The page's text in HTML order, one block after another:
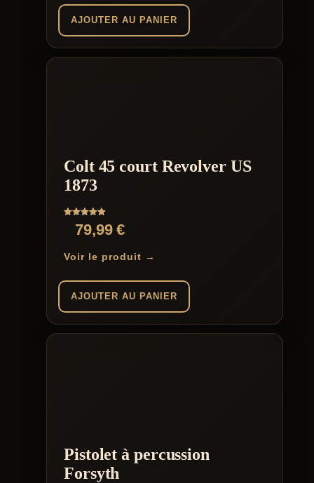
AJOUTER AU PANIER
Colt 45 court Revolver US
1873
Note
5.0079,99€
Voir le produit →
AJOUTER AU PANIER
Pistolet à percussion
Forsyth